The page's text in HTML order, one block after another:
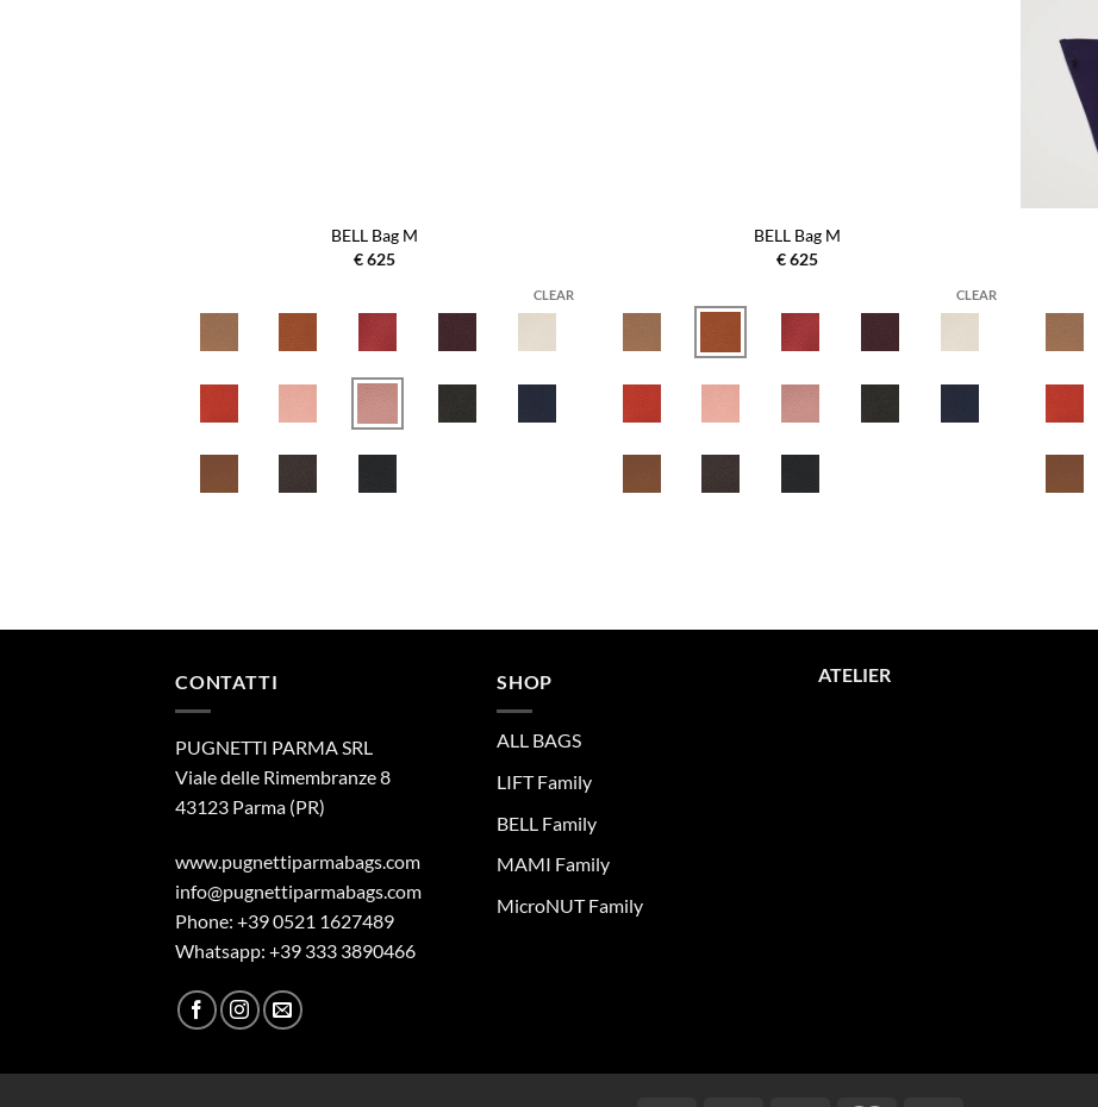
BELL Bag M
€625
CLEAR
BELL Bag M
€625
CLEAR
CONTATTI
PUGNETTI PARMA SRL
Viale delle Rimembranze 8
43123 Parma (PR)
www.pugnettiparmabags.com
info@pugnettiparmabags.com
Phone: +39 0521 1627489
Whatsapp: +39 333 3890466
SHOP
ALL BAGS
LIFT Family
BELL Family
MAMI Family
MicroNUT Family
ATELIER